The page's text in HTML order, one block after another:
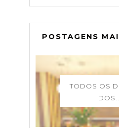
POSTAGENS
TODOS OS
DOS...